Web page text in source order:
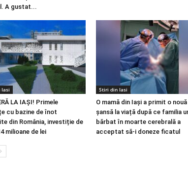
A gustat...
LA IAȘI! Primele
cu bazine de înot
din România, investiție de
milioane de lei
Stiri din Iasi
O mamă din Iași a primit o nouă
șansă la viață după ce familia
bărbat în moarte cerebrală a
acceptat să-i doneze ficatul